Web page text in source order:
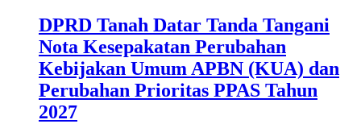
DPRD Tanah Datar Tanda Tangani
Nota Kesepakatan Perubahan
Kebijakan Umum APBN (KUA) dan
Perubahan Prioritas PPAS Tahun
2027